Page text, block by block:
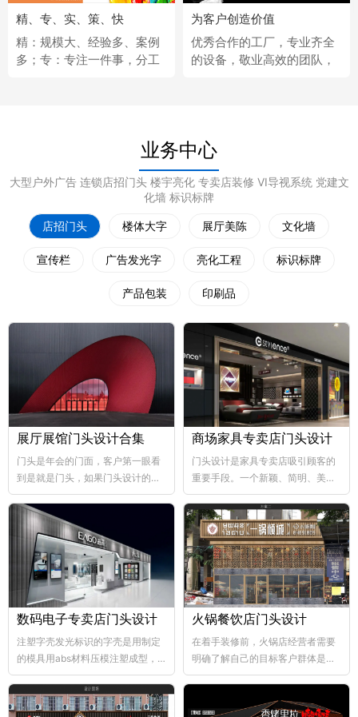
精、专、实、策、快
精：规模大、经验多、案例
多；专：专注一件事，分工
为客户创造价值
优秀合作的工厂，专业齐全
的设备，敬业高效的团队，
业务中心
大型户外广告 连锁店招门头 楼宇亮化 专卖店装修 VI导视系统 党建文
化墙 标识标牌
店招门头 楼体大字 展厅美陈 文化墙
宣传栏 广告发光字 亮化工程 标识标牌
产品包装 印刷品
展厅展馆门头设计合集
门头是年会的门面，客户第一眼看
到是就是门头，如果门头设计的比
较好，那年会也向...
商场家具专卖店门头设计
门头设计是家具专卖店吸引顾客的
重要手段。一个新颖、简明、美观
大方的门...
数码电子专卖店门头设计
注塑字壳发光标识的字壳是用制定
的模具用abs材料压模注塑成型，
abs韧性好、不易破碎...
火锅餐饮店门头设计
在着手装修前，火锅店经营者需要
明确了解自己的目标客户群体是哪
个层次，这样...